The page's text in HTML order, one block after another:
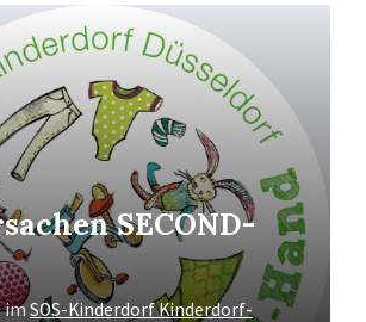
SECOND-
imSOS-Kinderdorf Kinderdorf-